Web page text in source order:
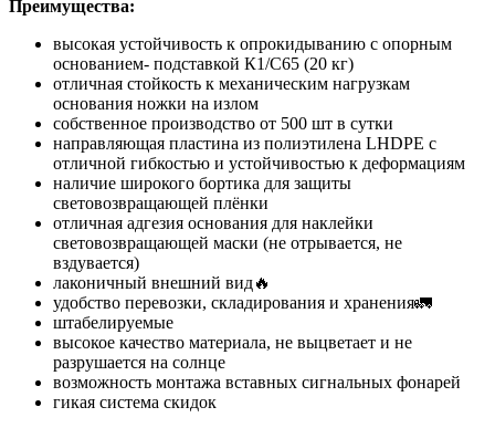
Преимущества:
высокая устойчивость к опрокидыванию с опорным
основанием- подставкой К1/С65 (20 кг)
отличная стойкость к механическим нагрузкам
основания ножки на излом
собственное производство от 500 шт в сутки
направляющая пластина из полиэтилена LHDPE с
отличной гибкостью и устойчивостью к деформациям
наличие широкого бортика для защиты
световозвращающей плёнки
отличная адгезия основания для наклейки
световозвращающей маски (не отрывается, не
вздувается)
лаконичный внешний вид🔥
удобство перевозки, складирования и хранения🚛
штабелируемые
высокое качество материала, не выцветает и не
разрушается на солнце
возможность монтажа вставных сигнальных фонарей
гикая система скидок